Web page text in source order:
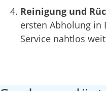
Reinigung und
ersten Abholung in
Service nahtlos